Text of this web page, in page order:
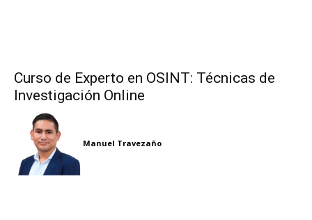
Curso de Experto en OSINT: Técnicas de
Investigación Online
Manuel Travezaño